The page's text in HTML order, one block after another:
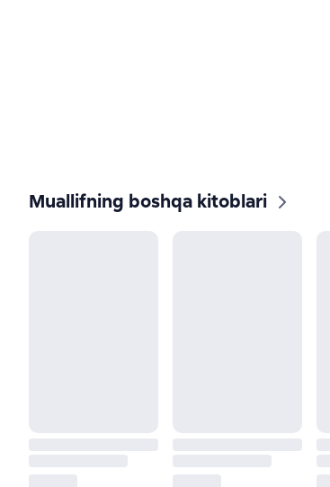
Muallifning boshqa kitoblari